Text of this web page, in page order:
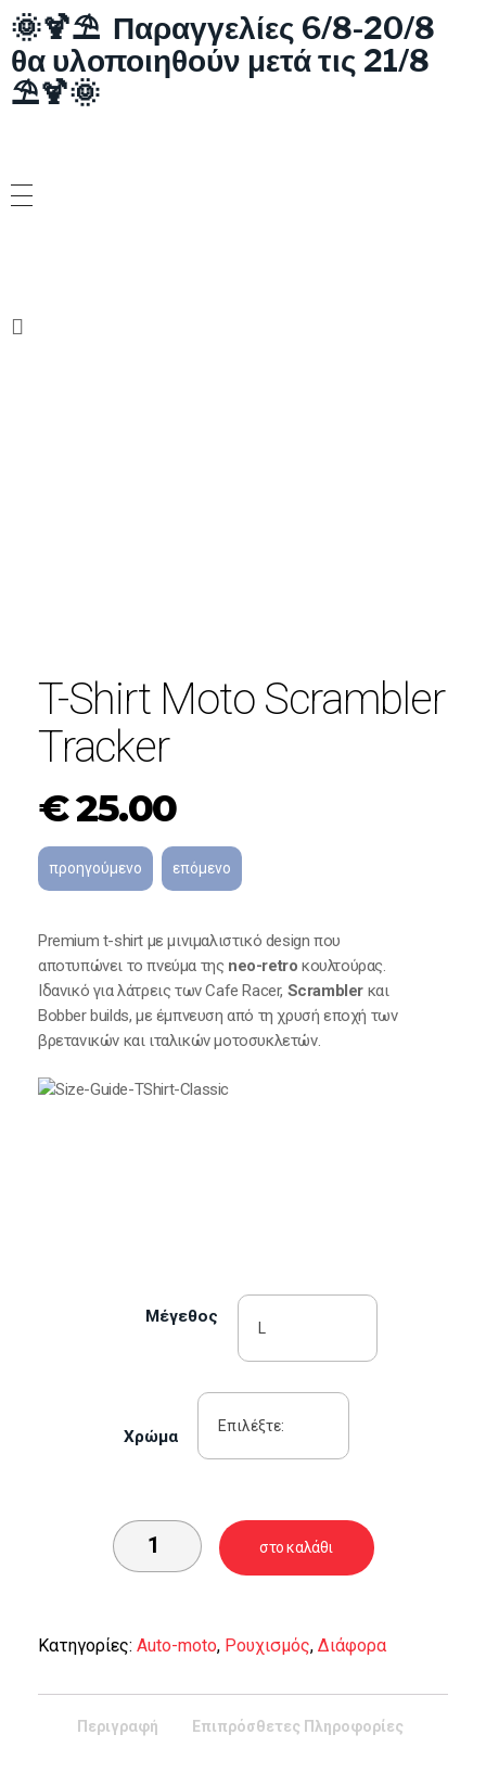
🌞🍹⛱️ Παραγγελίες 6/8-20/8
θα υλοποιηθούν μετά τις 21/8
⛱️🍹🌞
T-Shirt Moto Scrambler
Tracker
€25.00
Premium t-shirt με μινιμαλιστικό design που
αποτυπώνει το πνεύμα της neo-retro κουλτούρας.
Ιδανικό για λάτρεις των Cafe Racer, Scrambler και
Bobber builds, με έμπνευση από τη χρυσή εποχή των
βρετανικών και ιταλικών μοτοσυκλετών.
Μέγεθος
Χρώμα
στο καλάθι
Κατηγορίες: Auto-moto, Ρουχισμός, Διάφορα
Περιγραφή Επιπρόσθετες Πληροφορίες